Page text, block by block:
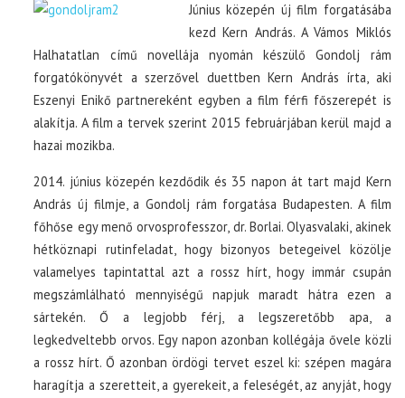
Június közepén új film forgatásába
kezd Kern András. A Vámos Miklós
Halhatatlan című novellája nyomán készülő Gondolj rám
forgatókönyvét a szerzővel duettben Kern András írta, aki
Eszenyi Enikő partnereként egyben a film férfi főszerepét is
alakítja. A film a tervek szerint 2015 februárjában kerül majd a
hazai mozikba.
2014. június közepén kezdődik és 35 napon át tart majd Kern
András új filmje, a Gondolj rám forgatása Budapesten. A film
főhőse egy menő orvosprofesszor, dr. Borlai. Olyasvalaki, akinek
hétköznapi rutinfeladat, hogy bizonyos betegeivel közölje
valamelyes tapintattal azt a rossz hírt, hogy immár csupán
megszámlálható mennyiségű napjuk maradt hátra ezen a
sártekén. Ő a legjobb férj, a legszeretőbb apa, a
legkedveltebb orvos. Egy napon azonban kollégája ővele közli
a rossz hírt. Ő azonban ördögi tervet eszel ki: szépen magára
haragítja a szeretteit, a gyerekeit, a feleségét, az anyját, hogy